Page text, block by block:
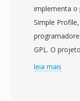
implementa o
Simple
GPL. O
fork do
leia mais